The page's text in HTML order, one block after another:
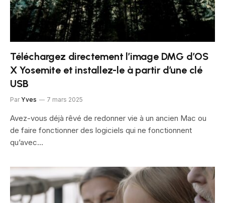
Téléchargez directement l’image DMG d’OS
X Yosemite et installez-le à partir d’une clé
USB
Par Yves 7 mars 2025
Avez-vous déjà rêvé de redonner vie à un ancien Mac ou
de faire fonctionner des logiciels qui ne fonctionnent
qu’avec…